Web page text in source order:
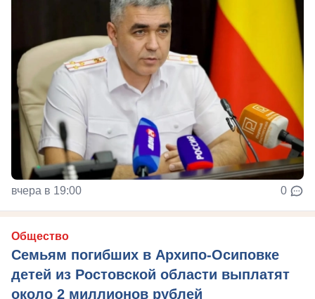
вчера в 19:00 0
Общество
Семьям погибших в Архипо-Осиповке
детей из Ростовской области выплатят
около 2 миллионов рублей